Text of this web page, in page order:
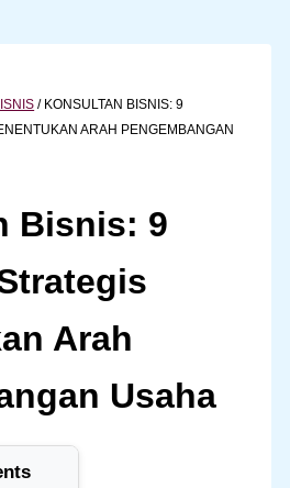
/ KONSULTAN BISNIS: 9
ARAH PENGEMBANGAN
Bisnis: 9
Arah
Usaha